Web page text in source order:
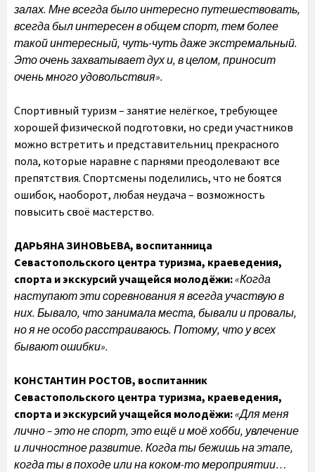
залах. Мне всегда было интересно путешествовать,
всегда был интересен в общем спорт, тем более
такой интересный, чуть-чуть даже экстремальный.
Это очень захватывает дух и, в целом, приносит
очень много удовольствия».
Спортивный туризм – занятие нелёгкое, требующее
хорошей физической подготовки, но среди участников
можно встретить и представительниц прекрасного
пола, которые наравне с парнями преодолевают все
препятствия. Спортсмены поделились, что не боятся
ошибок, наоборот, любая неудача – возможность
повысить своё мастерство.
ДАРЬЯНА ЗИНОВЬЕВА, воспитанница
Севастопольского центра туризма, краеведения,
спорта и экскурсий учащейся молодёжи:«Когда
наступают эти соревнования я всегда участвую в
них. Бывало, что занимала места, бывали и провалы,
но я не особо расстраиваюсь. Потому, что у всех
бывают ошибки».
КОНСТАНТИН РОСТОВ, воспитанник
Севастопольского центра туризма, краеведения,
спорта и экскурсий учащейся молодёжи:«Для меня
лично – это не спорт, это ещё и моё хобби, увлечение
и личностное развитие. Когда ты бежишь на этапе,
когда ты в походе или на коком-то мероприятии…